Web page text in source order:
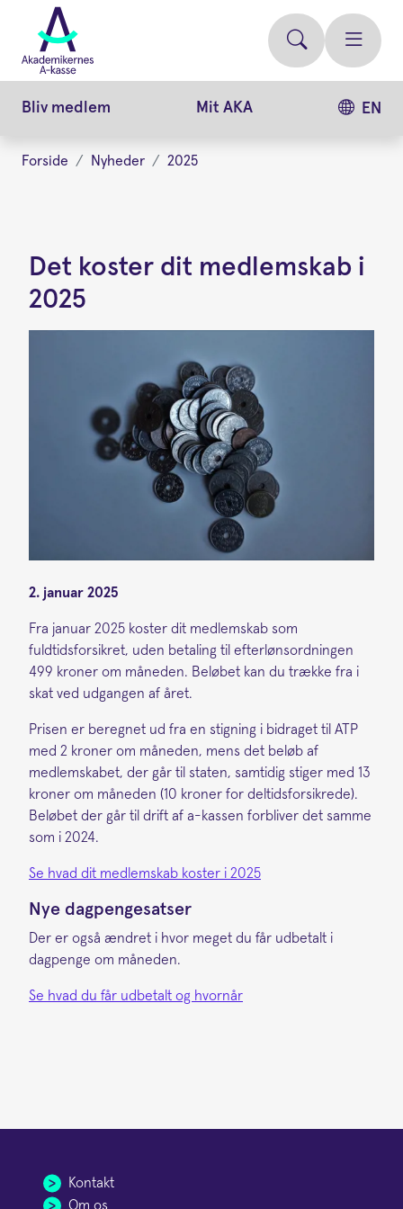
videre
hovedindhold
Bliv medlem Mit AKA EN
Forside Nyheder 2025
Det koster dit medlemskab i
2025
2. januar 2025
Fra januar 2025 koster dit medlemskab som
fuldtidsforsikret, uden betaling til efterlønsordningen
499 kroner om måneden. Beløbet kan du trække fra i
skat ved udgangen af året.
Prisen er beregnet ud fra en stigning i bidraget til ATP
med 2 kroner om måneden, mens det beløb af
medlemskabet, der går til staten, samtidig stiger med 13
kroner om måneden (10 kroner for deltidsforsikrede).
Beløbet der går til drift af a-kassen forbliver det samme
som i 2024.
Se hvad dit medlemskab koster i 2025
Nye dagpengesatser
Der er også ændret i hvor meget du får udbetalt i
dagpenge om måneden.
Se hvad du får udbetalt og hvornår
Kontakt
Om os